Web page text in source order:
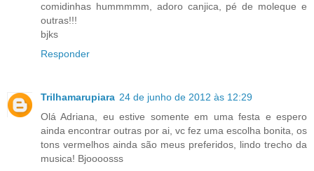
comidinhas hummmmm, adoro canjica, pé de moleque e
outras!!!
bjks
Responder
Trilhamarupiara 24 de junho de 2012 às 12:29
Olá Adriana, eu estive somente em uma festa e espero
ainda encontrar outras por ai, vc fez uma escolha bonita, os
tons vermelhos ainda são meus preferidos, lindo trecho da
musica! Bjoooosss